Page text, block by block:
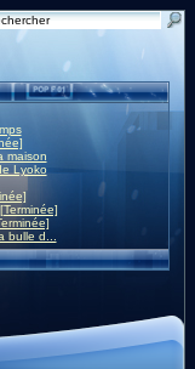
maison
Lyoko
bulle d...